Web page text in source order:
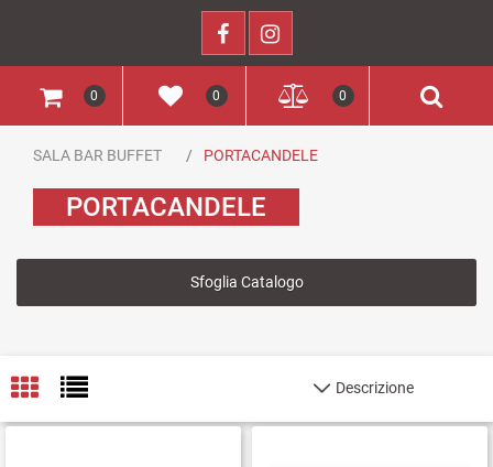
0 0 0
SALA BAR BUFFET PORTACANDELE
PORTACANDELE
Sfoglia Catalogo